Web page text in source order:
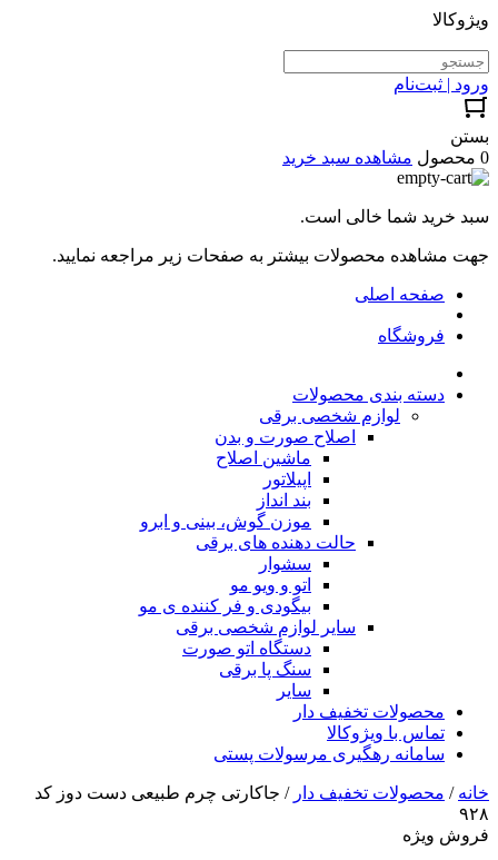
ویژوکالا
ورود | ثبت‌نام
بستن
0 محصول
مشاهده سبد خرید
سبد خرید شما خالی است.
جهت مشاهده محصولات بیشتر به صفحات زیر مراجعه نمایید.
صفحه اصلی
فروشگاه
دسته بندی محصولات
لوازم شخصی برقی
اصلاح صورت و بدن
ماشین اصلاح
اپیلاتور
بند انداز
موزن گوش، بینی و ابرو
حالت دهنده های برقی
سشوار
اتو و ویو مو
بیگودی و فر کننده ی مو
سایر لوازم شخصی برقی
دستگاه اتو صورت
سنگ پا برقی
سایر
محصولات تخفیف دار
تماس با ویژوکالا
سامانه رهگیری مرسولات پستی
خانه / محصولات تخفیف دار / جاکارتی چرم طبیعی دست دوز کد
۹۲۸
فروش ویژه